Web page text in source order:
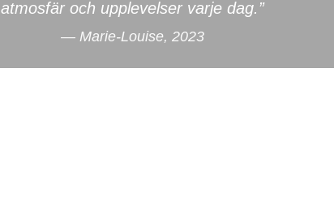
atmosfär och upplevelser varje dag.”
— Marie-Louise, 2023